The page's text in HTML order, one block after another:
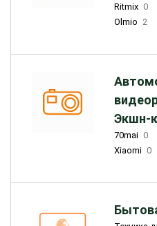
Ritmix 0
Olmio 2
Экшн-
70mai 0
Xiaomi 0